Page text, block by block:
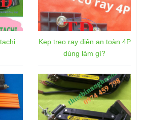
Kẹp treo ray điện an toàn 4P
dùng làm gì?